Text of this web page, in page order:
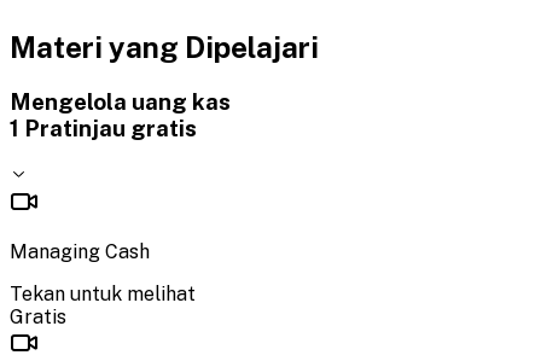
Materi yang Dipelajari
Mengelola uang kas
1 Pratinjau gratis
Managing Cash
Tekan untuk melihat
Gratis